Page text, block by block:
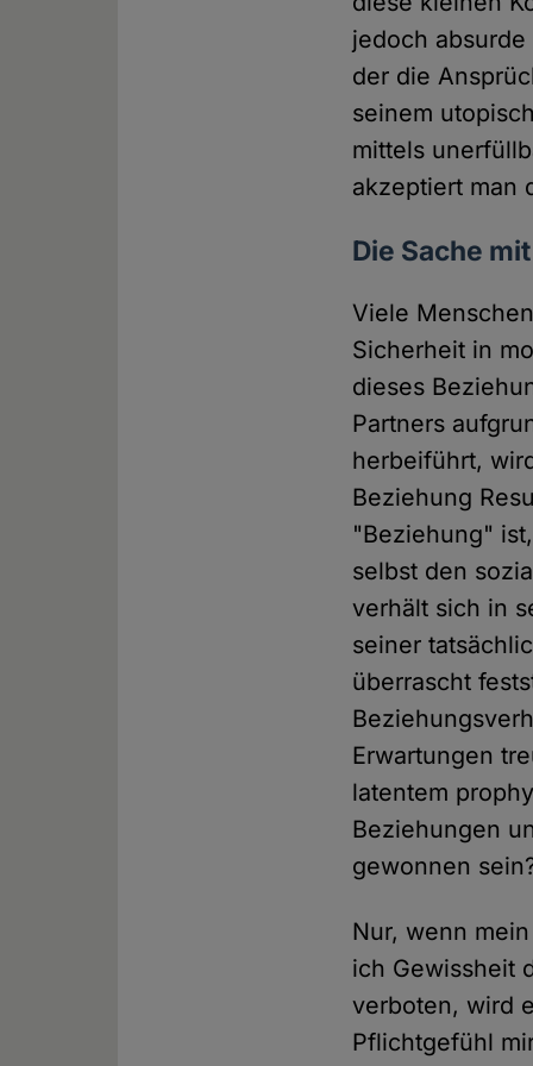
jedoch
der die
seinem
mittels
akzeptiert man
Die Sache
Viele
Sicherheit in
dieses
Partners
herbeiführt,
Beziehung
"Beziehung"
selbst den
verhält sich in
seiner
überrascht
Erwartungen
latentem
Beziehungen
gewonnen
Nur, wenn
ich Gewissheit
verboten, wird
Pflichtgefühl